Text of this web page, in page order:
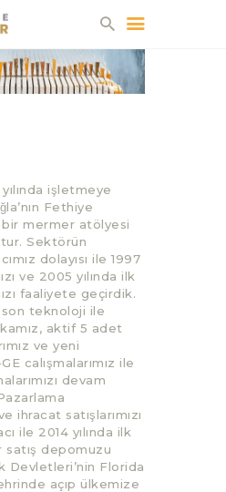
MERMER
işletmeye
Fethiye
mermer atölyesi
Sektörün
dolayısı ile 1997
ve 2005 yılında ilk
faaliyete geçirdik.
teknoloji ile
aktif 5 adet
ve yeni
calışmalarımız ile
devam
ihracat satışlarımızı
ile 2014 yılında ilk
satış depomuzu
Devletleri’nin Florida
açıp ülkemize